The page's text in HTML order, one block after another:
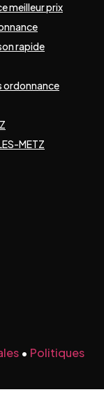
meilleur prix
rapide
ordonnance
METZ
• Politiques